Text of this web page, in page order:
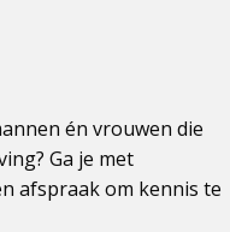
én vrouwen die
Ga je met
afspraak om kennis te